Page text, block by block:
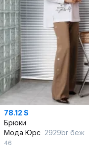
78.12 $
Брюки
Мода Юрс 2929br беж
46